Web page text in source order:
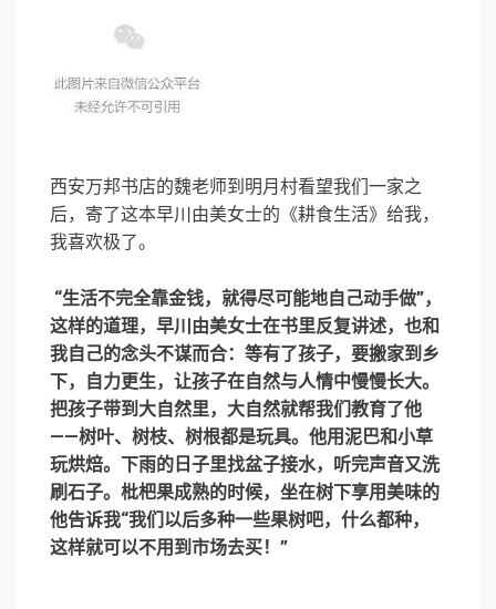
西安万邦书店的魏老师到明月村看望我们一家之
后，寄了这本早川由美女士的《耕食生活》给我，
我喜欢极了。
“生活不完全靠金钱，就得尽可能地自己动手做”，
这样的道理，早川由美女士在书里反复讲述，也和
我自己的念头不谋而合：等有了孩子，要搬家到乡
下，自力更生，让孩子在自然与人情中慢慢长大。
把孩子带到大自然里，大自然就帮我们教育了他
——树叶、树枝、树根都是玩具。他用泥巴和小草
玩烘焙。下雨的日子里找盆子接水，听完声音又洗
刷石子。枇杷果成熟的时候，坐在树下享用美味的
他告诉我“我们以后多种一些果树吧，什么都种，
这样就可以不用到市场去买！”